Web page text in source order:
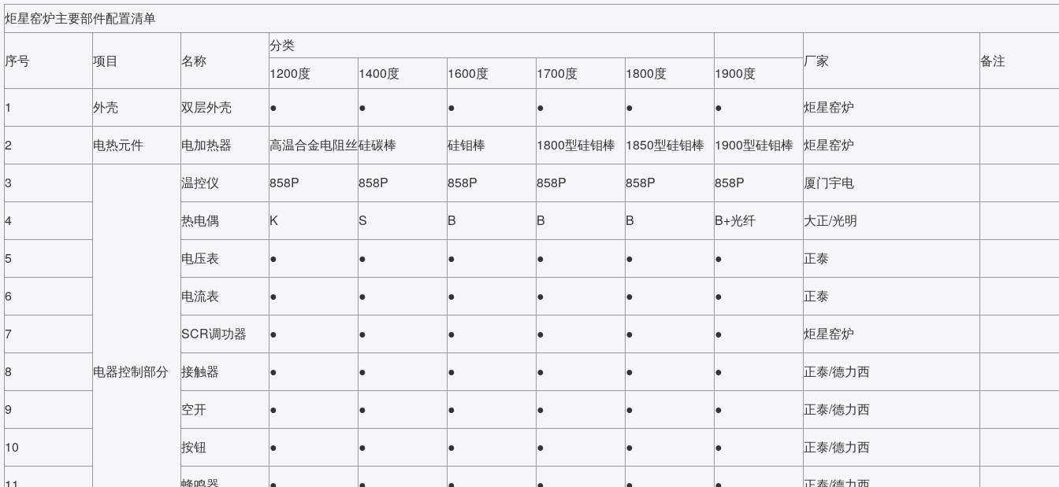
炬星窑炉主要部件配置清单
序号 项目 名称
分类
厂家
备注
1200度 1400度 1600度 1700度 1800度
1900度
1
外壳 双层外壳 ● ● ● ● ● ● 炬星窑炉
2 电热元件 电加热器 高温合金电阻丝硅碳棒 硅钼棒 1800型硅钼棒 1850型硅钼棒 1900型硅钼棒 炬星窑炉
3
电器控制部分
温控仪 858P 858P 858P 858P 858P 858P 厦门宇电
4 热电偶 K S B B B B+光纤 大正/光明
5 电压表 ● ● ● ● ● ● 正泰
6 电流表 ● ● ● ● ● ● 正泰
7 SCR调功器 ● ● ● ● ● ● 炬星窑炉
8 接触器 ● ● ● ● ● ● 正泰/德力西
9 空开 ● ● ● ● ● ● 正泰/德力西
10 按钮 ● ● ● ● ● ● 正泰/德力西